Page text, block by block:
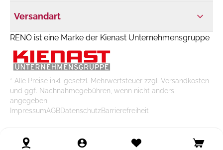
Versandart
RENO ist eine Marke der Kienast Unternehmensgruppe
* Alle Preise inkl. gesetzl. Mehrwertsteuer zzgl. Versandkosten
und ggf. Nachnahmegebühren, wenn nicht anders
angegeben
ImpressumAGBDatenschutzBarrierefreiheit